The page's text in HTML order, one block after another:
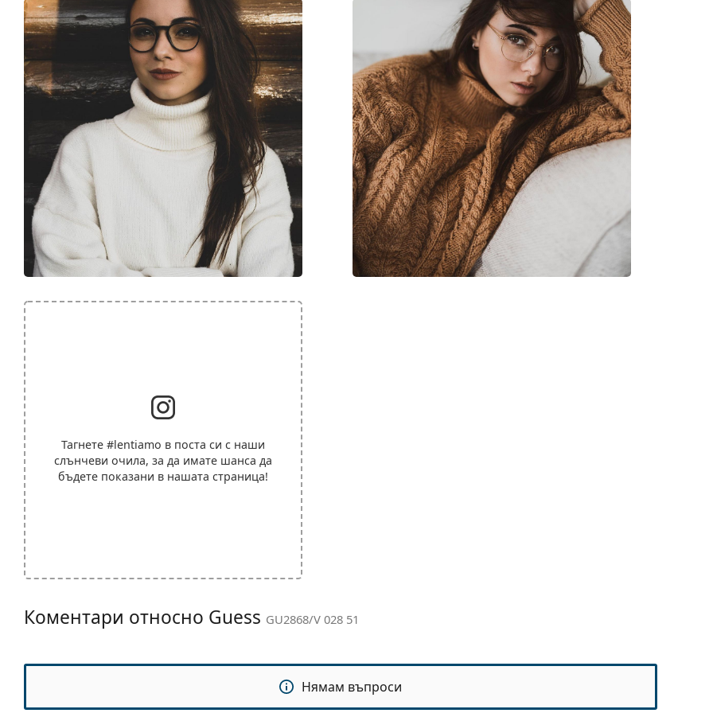
Тагнете #lentiamo в поста си с наши
слънчеви очила, за да имате шанса да
бъдете показани в нашата страница!
Коментари относно Guess GU2868/V 028 51
Нямам въпроси